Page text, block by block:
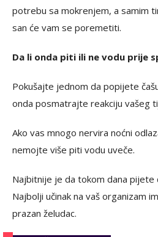
potrebu sa mokrenjem, a samim
san će vam se poremetiti.
Da li onda piti ili ne vodu prije
Pokušajte jednom da popijete
onda posmatrajte reakciju vašeg
Ako vas mnogo nervira noćni
nemojte više piti vodu uveče.
Najbitnije je da tokom dana pijete
Najbolji učinak na vaš organizam
prazan želudac.